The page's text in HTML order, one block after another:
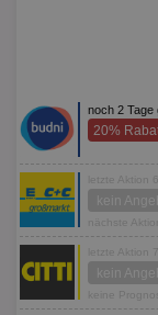
noch 2 Tage
20%
letzte Aktion
kein
nächste
letzte Aktion
kein
keine